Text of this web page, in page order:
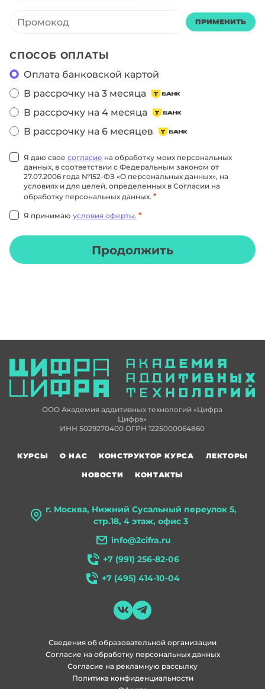
ПРИМЕНИТЬ
СПОСОБ ОПЛАТЫ
Оплата банковской картой
В рассрочку на 3 месяца
В рассрочку на 4 месяца
В рассрочку на 6 месяцев
Я даю свое согласие на обработку моих персональных
данных, в соответствии с Федеральным законом от
27.07.2006 года №152-ФЗ «О персональных данных», на
условиях и для целей, определенных в Согласии на
обработку персональных данных. *
Я принимаю условия оферты. *
Продолжить
ООО Академия аддитивных технологий «Цифра
Цифра»
ИНН 5029270400 ОГРН 1225000064860
г. Москва, Нижний Сусальный переулок 5,
стр.18, 4 этаж, офис 3
info@2cifra.ru
+7 (991) 256-82-06
+7 (495) 414-10-04
КУРСЫ О НАС КОНСТРУКТОР КУРСА
ЛЕКТОРЫ
НОВОСТИ
КОНТАКТЫ
Политика конфиденциальности
Согласие на рекламную рассылку
Согласие на обработку персональных данных
Сведения об образовательной организации